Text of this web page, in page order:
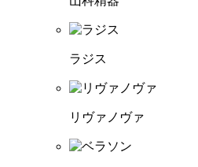
ラジス
リヴァノヴァ